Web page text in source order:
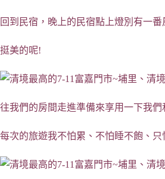
回到民宿，晚上的民宿點上燈別有一番
挺美的呢!
往我們的房間走進準備來享用一下我們
每次的旅遊我不怕累、不怕睡不飽、只